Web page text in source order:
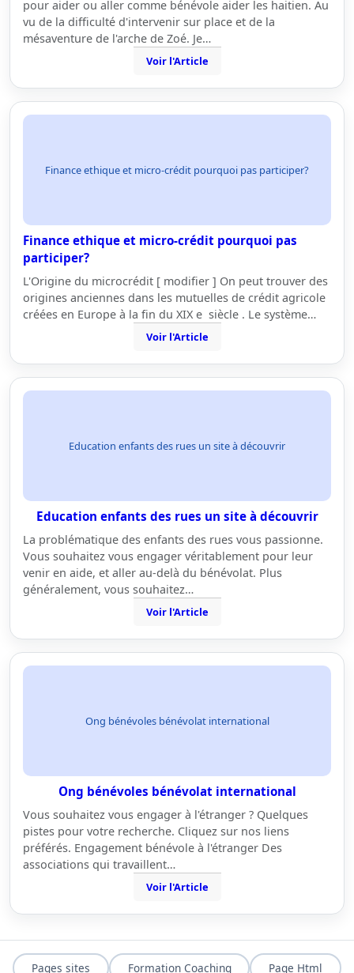
pour aider ou aller comme bénévole aider les haitien. Au
vu de la difficulté d'intervenir sur place et de la
mésaventure de l'arche de Zoé. Je…
Voir l'Article
Finance ethique et micro-crédit pourquoi pas participer?
Finance ethique et micro-crédit pourquoi pas
participer?
L'Origine du microcrédit [ modifier ] On peut trouver des
origines anciennes dans les mutuelles de crédit agricole
créées en Europe à la fin du XIX e siècle . Le système…
Voir l'Article
Education enfants des rues un site à découvrir
Education enfants des rues un site à découvrir
La problématique des enfants des rues vous passionne.
Vous souhaitez vous engager véritablement pour leur
venir en aide, et aller au-delà du bénévolat. Plus
généralement, vous souhaitez…
Voir l'Article
Ong bénévoles bénévolat international
Ong bénévoles bénévolat international
Vous souhaitez vous engager à l'étranger ? Quelques
pistes pour votre recherche. Cliquez sur nos liens
préférés. Engagement bénévole à l'étranger Des
associations qui travaillent…
Voir l'Article
Pages sites Formation Coaching Page Html